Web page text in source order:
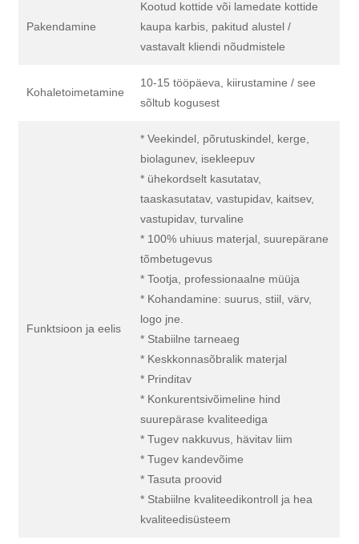
Pakendamine
Kootud kottide või lamedate kottide
kaupa karbis, pakitud alustel /
vastavalt kliendi nõudmistele
Kohaletoimetamine
10-15 tööpäeva, kiirustamine / see
sõltub kogusest
Funktsioon ja eelis
* Veekindel, põrutuskindel, kerge,
biolagunev, isekleepuv
* ühekordselt kasutatav,
taaskasutatav, vastupidav, kaitsev,
vastupidav, turvaline
* 100% uhiuus materjal, suurepärane
tõmbetugevus
* Tootja, professionaalne müüja
* Kohandamine: suurus, stiil, värv,
logo jne.
* Stabiilne tarneaeg
* Keskkonnasõbralik materjal
* Prinditav
* Konkurentsivõimeline hind
suurepärase kvaliteediga
* Tugev nakkuvus, hävitav liim
* Tugev kandevõime
* Tasuta proovid
* Stabiilne kvaliteedikontroll ja hea
kvaliteedisüsteem